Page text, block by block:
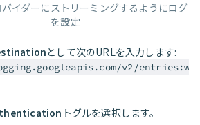
イダーにストリーミングするようにログ
を設定
として次のURLを入力します:
v2/
トグルを選択します。